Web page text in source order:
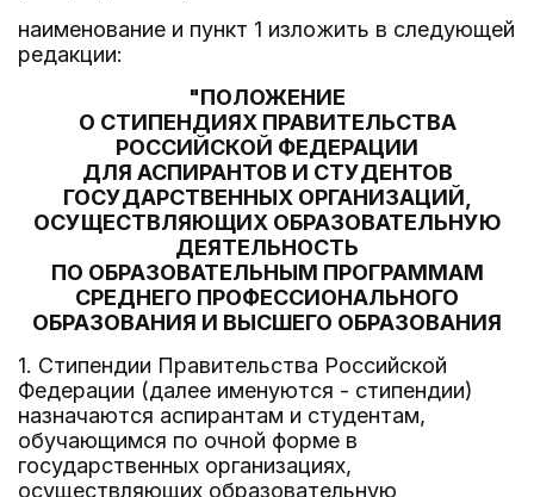
наименование и пункт 1 изложить в следующей
редакции:
"ПОЛОЖЕНИЕ
О СТИПЕНДИЯХ ПРАВИТЕЛЬСТВА
РОССИЙСКОЙ ФЕДЕРАЦИИ
ДЛЯ АСПИРАНТОВ И СТУДЕНТОВ
ГОСУДАРСТВЕННЫХ ОРГАНИЗАЦИЙ,
ОСУЩЕСТВЛЯЮЩИХ ОБРАЗОВАТЕЛЬНУЮ
ДЕЯТЕЛЬНОСТЬ
ПО ОБРАЗОВАТЕЛЬНЫМ ПРОГРАММАМ
СРЕДНЕГО ПРОФЕССИОНАЛЬНОГО
ОБРАЗОВАНИЯ И ВЫСШЕГО ОБРАЗОВАНИЯ
1. Стипендии Правительства Российской
Федерации (далее именуются - стипендии)
назначаются аспирантам и студентам,
обучающимся по очной форме в
государственных организациях,
осуществляющих образовательную